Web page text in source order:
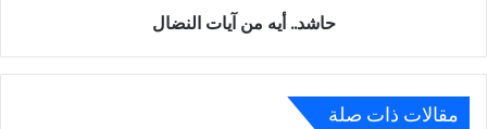
حاشد.. أيه من آيات النضال
مقالات ذات صلة